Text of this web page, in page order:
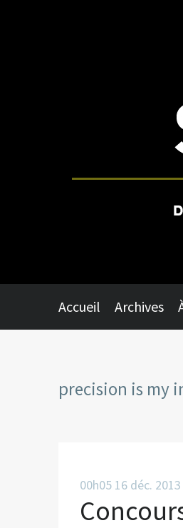
Accueil Archives
precision is my
00h05 16 déc. 2013